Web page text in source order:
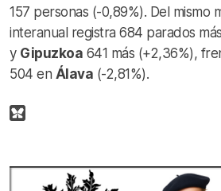
157 personas (-0,89%). Del mismo
interanual registra 684 parados
y Gipuzkoa 641 más (+2,36%),
504 en Álava (-2,81%).